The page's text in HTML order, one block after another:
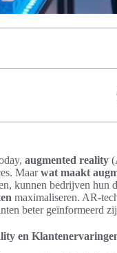
augmented reality
Maarwat maakt
kunnen bedrijven hun
maximaliseren. AR-
beter geïnformeerd
en